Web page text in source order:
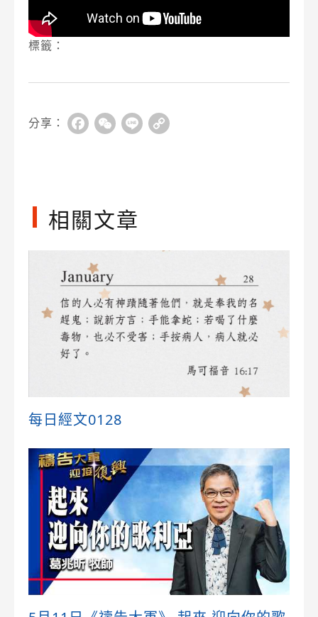
標籤：
分享： FacebookWeChat
Line
相關文章
每日經文0128